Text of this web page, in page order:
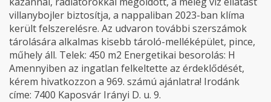
villanybojler biztosítja, a nappaliban 2023-ban klíma
került felszerelésre. Az udvaron további szerszámok
tárolására alkalmas kisebb tároló-melléképület, pince,
műhely áll. Telek: 450 m2 Energetikai besorolás: H
Amennyiben az ingatlan felkeltette az érdeklődését,
kérem hivatkozzon a 969. számú ajánlatra! Irodánk
címe: 7400 Kaposvár Irányi D. u. 9.